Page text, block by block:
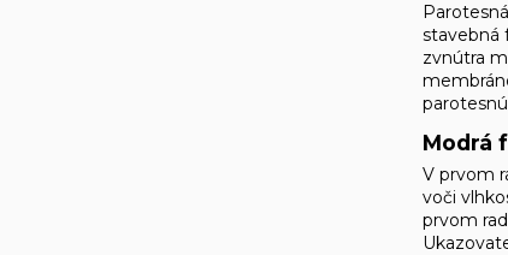
stavebná
zvnútra
Modrá
V prvom
voči
prvom